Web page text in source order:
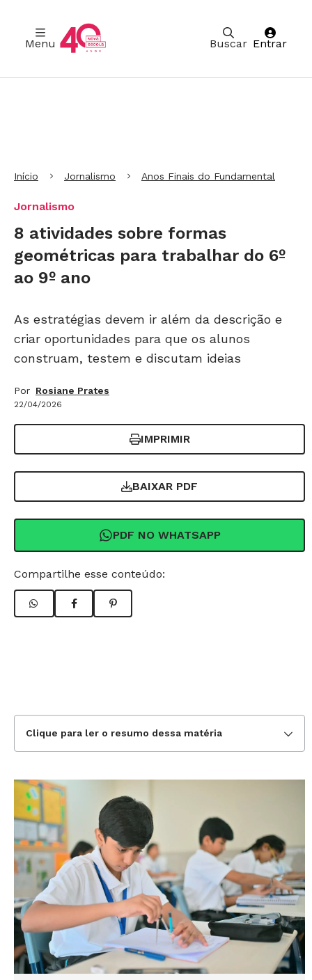
Buscar
Menu Entrar
Início Jornalismo Anos Finais do Fundamental
Jornalismo
8 atividades sobre formas
geométricas para trabalhar do 6º
ao 9º ano
As estratégias devem ir além da descrição e
criar oportunidades para que os alunos
construam, testem e discutam ideias
Por Rosiane Prates
22/04/2026
IMPRIMIR
BAIXAR PDF
PDF NO WHATSAPP
Compartilhe esse conteúdo:
Clique para ler o resumo dessa matéria